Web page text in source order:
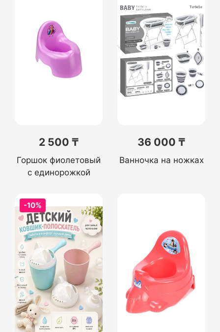
2 500 ₸
Горшок фиолетовый
с единорожкой
36 000 ₸
Ванночка на ножках
-10%